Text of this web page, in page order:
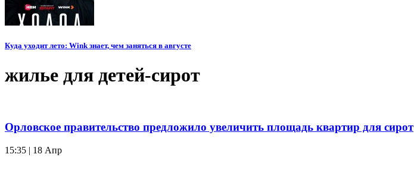
Куда уходит лето: Wink знает, чем заняться в августе
жилье для детей-сирот
Орловское правительство предложило увеличить площадь квартир для сирот
15:35 | 18 Апр